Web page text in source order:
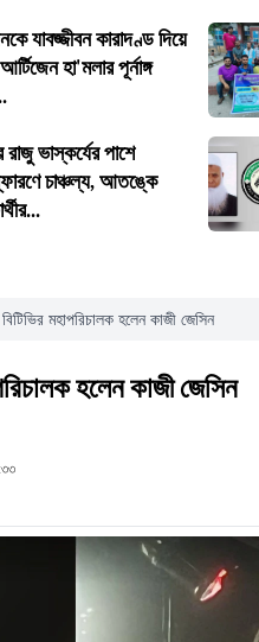
যাবজ্জীবন কারাদণ্ড দিয়ে
হা'মলার পূর্নাঙ্গ
রাজু ভাস্কর্যের পাশে
চাঞ্চল্য, আতঙ্কে
বিটিভির মহাপরিচালক হলেন কাজী জেসিন
হলেন কাজী জেসিন